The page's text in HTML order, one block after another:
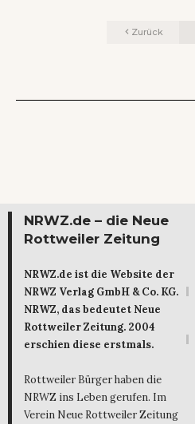
Zurück
NRWZ.de – die Neue
Rottweiler Zeitung
NRWZ.de ist die Website der
NRWZ Verlag GmbH & Co. KG.
NRWZ, das bedeutet Neue
Rottweiler Zeitung. 2004
erschien diese erstmals.
Rottweiler Bürger haben die
NRWZ ins Leben gerufen. Im
Verein Neue Rottweiler Zeitung